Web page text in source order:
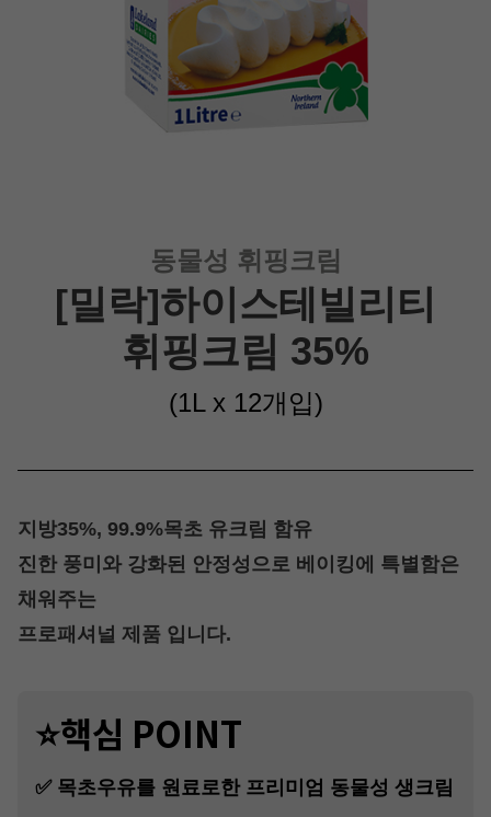
동물성 휘핑크림
[밀락]하이스테빌리티
휘핑크림 35%
(1L x 12개입)
지방35%, 99.9%목초 유크림 함유
진한 풍미와 강화된 안정성으로 베이킹에 특별함은
채워주는
프로패셔널 제품 입니다.
⭐핵심 POINT
✅ 목초우유를 원료로한 프리미엄 동물성 생크림